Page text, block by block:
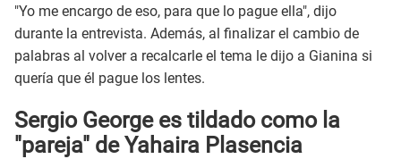
"Yo me encargo de eso, para que lo pague ella", dijo
durante la entrevista. Además, al finalizar el cambio de
palabras al volver a recalcarle el tema le dijo a Gianina si
quería que él pague los lentes.
Sergio George es tildado como la
"pareja" de Yahaira Plasencia